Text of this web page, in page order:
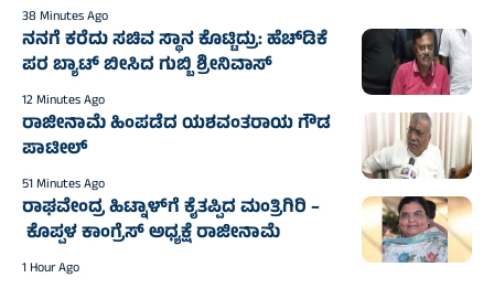
38 Minutes Ago
ನನಗೆ ಕರೆದು ಸಚಿವ ಸ್ಥಾನ ಕೊಟ್ಟಿದ್ರು: ಹೆಚ್‌ಡಿಕೆ
ಪರ ಬ್ಯಾಟ್‌ ಬೀಸಿದ ಗುಬ್ಬಿ ಶ್ರೀನಿವಾಸ್‌
12 Minutes Ago
ರಾಜೀನಾಮೆ ಹಿಂಪಡೆದ ಯಶವಂತರಾಯ ಗೌಡ
ಪಾಟೀಲ್‌
51 Minutes Ago
ರಾಘವೇಂದ್ರ ಹಿಟ್ನಾಳ್‌ಗೆ ಕೈತಪ್ಪಿದ ಮಂತ್ರಿಗಿರಿ –
ಕೊಪ್ಪಳ ಕಾಂಗ್ರೆಸ್ ಅಧ್ಯಕ್ಷೆ ರಾಜೀನಾಮೆ
1 Hour Ago